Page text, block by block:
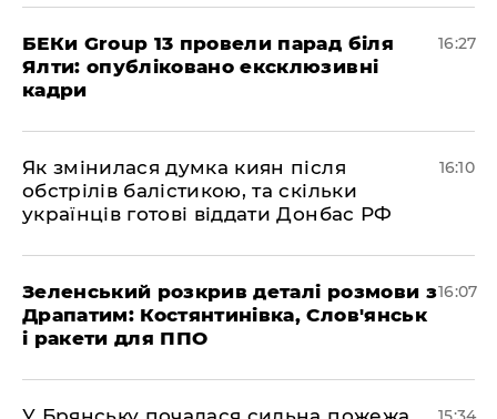
БЕКи Group 13 провели парад біля
Ялти: опубліковано ексклюзивні
кадри
16:27
Як змінилася думка киян після
обстрілів балістикою, та скільки
українців готові віддати Донбас РФ
16:10
Зеленський розкрив деталі розмови з
Драпатим: Костянтинівка, Слов'янськ
і ракети для ППО
16:07